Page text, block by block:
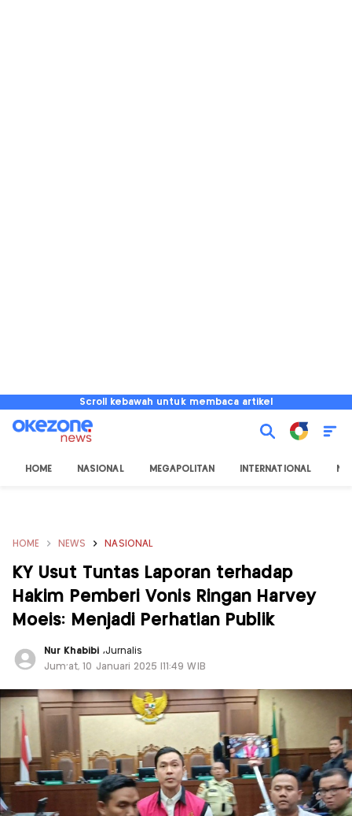
Scroll kebawah untuk membaca artikel
HOME NASIONAL MEGAPOLITAN INTERNATIONAL
HOME NEWS NASIONAL
KY Usut Tuntas Laporan terhadap
Hakim Pemberi Vonis Ringan Harvey
Moeis: Menjadi Perhatian Publik
Nur Khabibi ,Jurnalis
Jum'at, 10 Januari 2025 |11:49 WIB